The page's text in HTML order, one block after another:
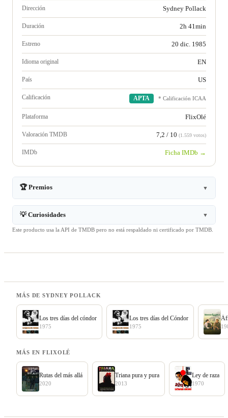
Dirección Sydney Pollack
Duración 2h 41min
Estreno 20 dic. 1985
Idioma original EN
País US
Calificación APTA * Calificación ICAA
Plataforma FlixOlé
Valoración TMDB 7,2 / 10 (1.559 votos)
IMDb Ficha IMDb →
🏆 Premios ▼
💡 Curiosidades ▼
Este producto usa la API de TMDB pero no está respaldado ni certificado por TMDB.
MÁS DE SYDNEY POLLACK
Los tres días del cóndor
1975
Los tres días del Cóndor
1975
MÁS EN FLIXOLÉ
Rutas del más allá
2020
Triana pura y pura
2013
Ley de raza
1970